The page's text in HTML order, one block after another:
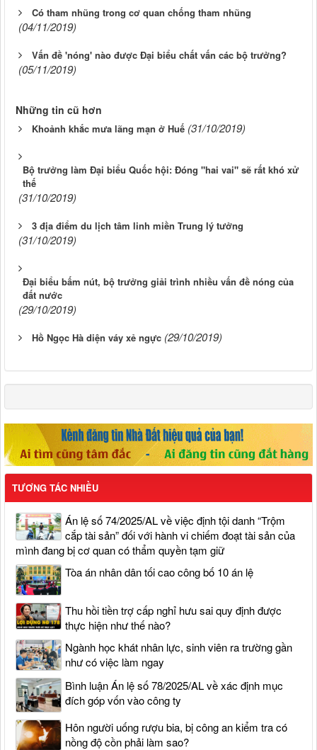
Có tham nhũng trong cơ quan chống tham nhũng
(04/11/2019)
Vấn đề 'nóng' nào được Đại biểu chất vấn các bộ trưởng?
(05/11/2019)
Những tin cũ hơn
Khoảnh khắc mưa lãng mạn ở Huế (31/10/2019)
Bộ trưởng làm Đại biểu Quốc hội: Đóng "hai vai" sẽ rất khó xử
thế
(31/10/2019)
3 địa điểm du lịch tâm linh miền Trung lý tưởng
(31/10/2019)
Đại biểu bấm nút, bộ trưởng giải trình nhiều vấn đề nóng của
đất nước
(29/10/2019)
Hồ Ngọc Hà diện váy xẻ ngực (29/10/2019)
TƯƠNG TÁC NHIỀU
Án lệ số 74/2025/AL về việc định tội danh “Trộm
cắp tài sản” đối với hành vi chiếm đoạt tài sản của
mình đang bị cơ quan có thẩm quyền tạm giữ
Tòa án nhân dân tối cao công bố 10 án lệ
Thu hồi tiền trợ cấp nghỉ hưu sai quy định được
thực hiện như thế nào?
Ngành học khát nhân lực, sinh viên ra trường gần
như có việc làm ngay
Bình luận Án lệ số 78/2025/AL về xác định mục
đích góp vốn vào công ty
Hôn người uống rượu bia, bị công an kiểm tra có
nồng độ cồn phải làm sao?